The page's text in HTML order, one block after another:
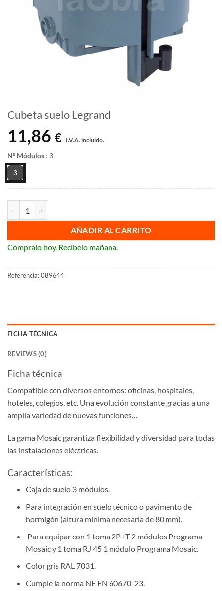
Cubeta suelo Legrand
11,86 € I.V.A. incluido.
Nº Módulos : 3
3
AÑADIR AL CARRITO
Cómpralo hoy. Recíbelo mañana.
Referencia:089644
FICHA TÉCNICA
REVIEWS (0)
Ficha técnica
Compatible con diversos entornos: oficinas, hospitales,
hoteles, colegios, etc. Una evolución constante gracias a una
amplia variedad de nuevas funciones…
La gama Mosaic garantiza flexibilidad y diversidad para todas
las instalaciones eléctricas.
Características:
Caja de suelo 3 módulos.
Para integración en suelo técnico o pavimento de
hormigón (altura mínima necesaria de 80 mm).
Para equipar con 1 toma 2P+T 2 módulos Programa
Mosaic y 1 toma RJ 45 1 módulo Programa Mosaic.
Color gris RAL 7031.
Cumple la norma NF EN 60670-23.